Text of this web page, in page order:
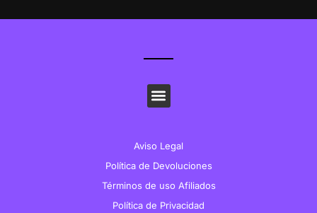
Aviso Legal
Política de Devoluciones
Términos de uso Afiliados
Política de Privacidad